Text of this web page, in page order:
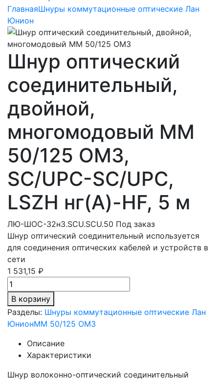
ГлавнаяШнуры коммутационные оптические Лан
Юнион
Шнур оптический
соединительный,
двойной,
многомодовый MM
50/125 OM3,
SC/UPC-SC/UPC,
LSZH нг(A)-HF, 5 м
ЛЮ-ШОС-32н3.SCU.SCU.50 Под заказ
Шнур оптический соединительный используется
для соединения оптических кабелей и устройств в
сети
1 531,15 ₽
В корзину
Разделы: Шнуры коммутационные оптические Лан
ЮнионMM 50/125 OM3
Описание
Характеристики
Шнур волоконно-оптический соединительный